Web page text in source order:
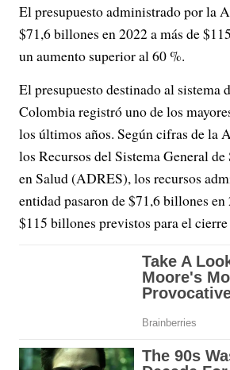
El presupuesto administrado por la
$71,6 billones en 2022 a más de
un aumento superior al 60 %.
El presupuesto destinado al sistema
Colombia registró uno de los
los últimos años. Según cifras de la
los Recursos del Sistema General
en Salud (ADRES), los recursos
entidad pasaron de $71,6 billones en
$115 billones previstos para el cierre